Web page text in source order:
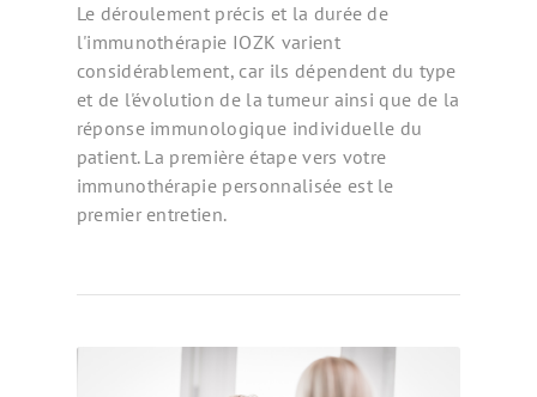
Le déroulement précis et la durée de
l'immunothérapie IOZK varient
considérablement, car ils dépendent du type
et de l'évolution de la tumeur ainsi que de la
réponse immunologique individuelle du
patient. La première étape vers votre
immunothérapie personnalisée est le
premier entretien.